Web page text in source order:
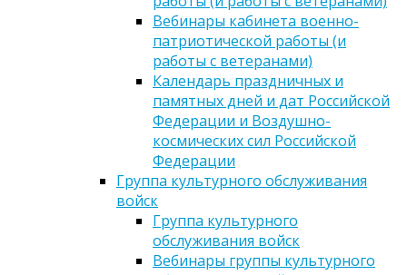
Вебинары кабинета военно-
патриотической работы (и
работы с ветеранами)
Календарь праздничных и
памятных дней и дат Российской
Федерации и Воздушно-
космических сил Российской
Федерации
Группа культурного обслуживания
войск
Группа культурного
обслуживания войск
Вебинары группы культурного